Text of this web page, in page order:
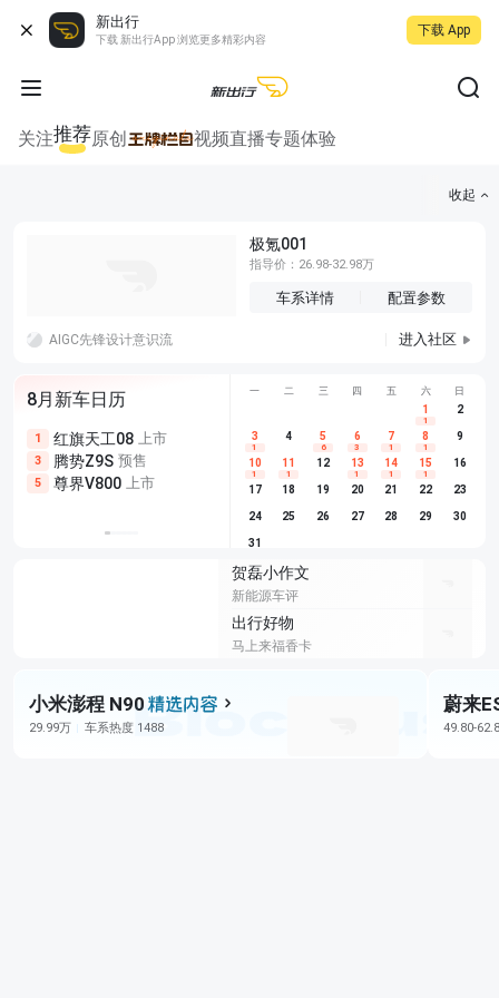
新出行
下载 新出行App 浏览更多精彩内容
下载 App
关注推荐原创 视频直播专题体验
收起
极氪001
指导价：26.98-32.98万
车系详情 配置参数
AIGC先锋设计意识流 进入社区
8月新车日历
1 红旗天工08 上市
3 腾势Z9S 预售
5 尊界V800 上市
尊界V680 上市
享界G9 预售
别克至境L7 预售
埃安
长城H10
深蓝S05
一 二 三 四 五 六 日
1
1
2
3
1
4 5
6
6
3
7
1
8
1
9
10
1
11
1
12 13
1
14
1
15
1
16
17 18 19 20 21 22 23
24 25 26 27 28 29 30
31
贺磊小作文
新能源车评
出行好物
马上来福香卡
小米澎程 N90
29.99万 车系热度 1488
蔚来
49.80-